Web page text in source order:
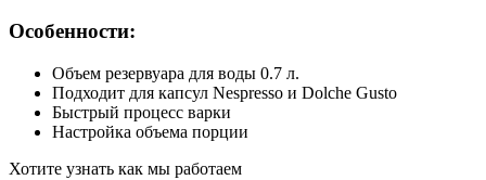
Особенности:
Объем резервуара для воды 0.7 л.
Подходит для капсул Nespresso и Dolche Gusto
Быстрый процесс варки
Настройка объема порции
Хотите узнать как мы работаем